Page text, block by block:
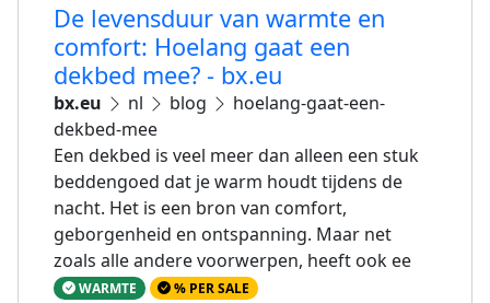
De levensduur van warmte en
comfort: Hoelang gaat een
dekbed mee? - bx.eu
bx.eu nl blog
hoelang-gaat-een-
dekbed-mee
Een dekbed is veel meer dan alleen een stuk
beddengoed dat je warm houdt tijdens de
nacht. Het is een bron van comfort,
geborgenheid en ontspanning. Maar net
zoals alle andere voorwerpen, heeft ook ee
WARMTE % PER SALE